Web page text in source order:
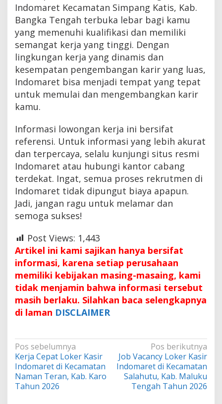
Indomaret Kecamatan Simpang Katis, Kab.
Bangka Tengah terbuka lebar bagi kamu
yang memenuhi kualifikasi dan memiliki
semangat kerja yang tinggi. Dengan
lingkungan kerja yang dinamis dan
kesempatan pengembangan karir yang luas,
Indomaret bisa menjadi tempat yang tepat
untuk memulai dan mengembangkan karir
kamu.
Informasi lowongan kerja ini bersifat
referensi. Untuk informasi yang lebih akurat
dan terpercaya, selalu kunjungi situs resmi
Indomaret atau hubungi kantor cabang
terdekat. Ingat, semua proses rekrutmen di
Indomaret tidak dipungut biaya apapun.
Jadi, jangan ragu untuk melamar dan
semoga sukses!
Post Views: 1,443
Artikel ini kami sajikan hanya bersifat
informasi, karena setiap perusahaan
memiliki kebijakan masing-masaing, kami
tidak menjamin bahwa informasi tersebut
masih berlaku. Silahkan baca selengkapnya
di laman DISCLAIMER
Navigasi
pos
Pos sebelumnya
Kerja Cepat Loker Kasir
Indomaret di Kecamatan
Naman Teran, Kab. Karo
Tahun 2026
Pos berikutnya
Job Vacancy Loker Kasir
Indomaret di Kecamatan
Salahutu, Kab. Maluku
Tengah Tahun 2026